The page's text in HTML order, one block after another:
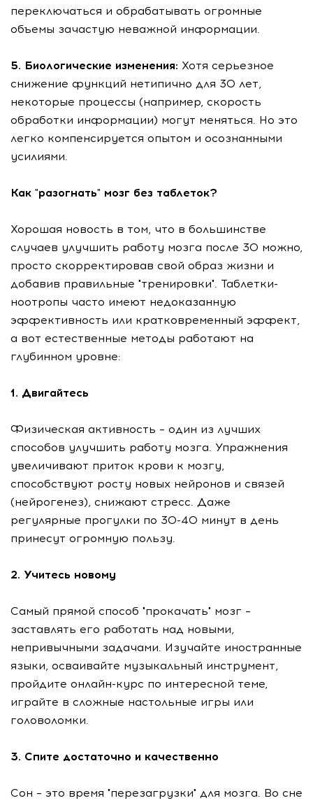
переключаться и обрабатывать огромные
объемы зачастую неважной информации.
5. Биологические изменения: Хотя серьезное
снижение функций нетипично для 30 лет,
некоторые процессы (например, скорость
обработки информации) могут меняться. Но это
легко компенсируется опытом и осознанными
усилиями.
Как "разогнать" мозг без таблеток?
Хорошая новость в том, что в большинстве
случаев улучшить работу мозга после 30 можно,
просто скорректировав свой образ жизни и
добавив правильные "тренировки". Таблетки-
ноотропы часто имеют недоказанную
эффективность или кратковременный эффект,
а вот естественные методы работают на
глубинном уровне:
1. Двигайтесь
Физическая активность – один из лучших
способов улучшить работу мозга. Упражнения
увеличивают приток крови к мозгу,
способствуют росту новых нейронов и связей
(нейрогенез), снижают стресс. Даже
регулярные прогулки по 30-40 минут в день
принесут огромную пользу.
2. Учитесь новому
Самый прямой способ "прокачать" мозг –
заставлять его работать над новыми,
непривычными задачами. Изучайте иностранные
языки, осваивайте музыкальный инструмент,
пройдите онлайн-курс по интересной теме,
играйте в сложные настольные игры или
головоломки.
3. Спите достаточно и качественно
Сон – это время "перезагрузки" для мозга. Во сне